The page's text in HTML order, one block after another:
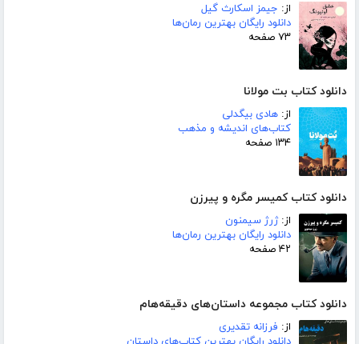
از: جیمز اسکارث گیل
دانلود رایگان بهترین رمان‌ها
۷۳ صفحه
دانلود کتاب بت مولانا
از: هادی بیگدلی
کتاب‌های اندیشه و مذهب
۱۳۴ صفحه
دانلود کتاب کمیسر مگره و پیرزن
از:ژرژ سیمنون
دانلود رایگان بهترین رمان‌ها
۴۲ صفحه
دانلود کتاب مجموعه داستان‌های دقیقه‌هام
از: فرزانه تقدیری